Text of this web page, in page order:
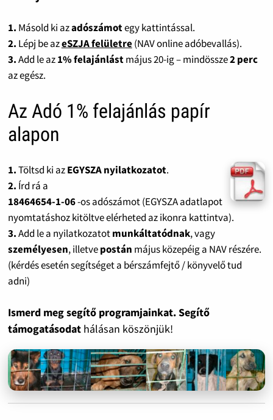
1. Másold ki azadószámotegy kattintással.
2. Lépj be azeSZJA felületre(NAV online adóbevallás).
3.Add le az1% felajánlástmájus 20-ig – mindössze2 perc
az egész.
Az Adó 1% felajánlás papír
alapon
1.Töltsd ki azEGYSZA nyilatkozatot.
2. Írd rá a
18464654-1-06-os adószámot (EGYSZA adatlapot
nyomtatáshoz kitöltve elérheted az ikonra kattintva).
3.Add le a nyilatkozatotmunkáltatódnak, vagy
személyesen, illetvepostán május közepéig a NAV részére.
(kérdés esetén segítséget a bérszámfejtő / könyvelő tud
adni)
Ismerd meg segítő programjainkat. Segítő
támogatásodat hálásan köszönjük!